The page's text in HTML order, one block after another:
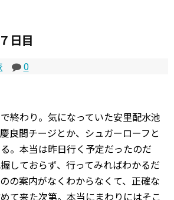
日目
0
終わり。気になっていた安里配水池
良間チージとか、シュガーローフと
。本当は昨日行く予定だったのだ
しておらず、行ってみればわかるだ
の案内がなくわからなくて、正確な
て来た次第。本当にまわりにはそこ